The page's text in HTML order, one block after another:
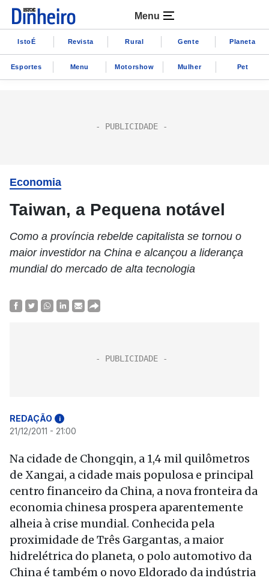
Menu
IstoÉ Revista Rural Gente Planeta
Esportes Menu Motorshow Mulher Pet
Economia
Taiwan, a Pequena notável
Como a província rebelde capitalista se tornou o
maior investidor na China e alcançou a liderança
mundial do mercado de alta tecnologia
REDAÇÃO i
21/12/2011 - 21:00
Na cidade de Chongqin, a 1,4 mil quilômetros
de Xangai, a cidade mais populosa e principal
centro financeiro da China, a nova fronteira da
economia chinesa prospera aparentemente
alheia à crise mundial. Conhecida pela
proximidade de Três Gargantas, a maior
hidrelétrica do planeta, o polo automotivo da
China é também o novo Eldorado da indústria